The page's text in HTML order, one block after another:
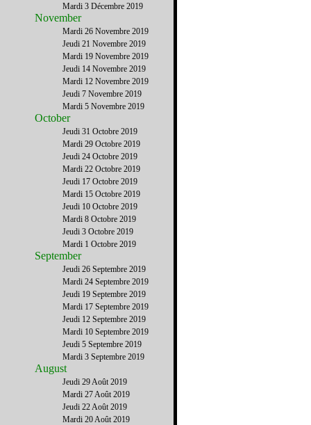
Mardi 3 Décembre 2019
November
Mardi 26 Novembre 2019
Jeudi 21 Novembre 2019
Mardi 19 Novembre 2019
Jeudi 14 Novembre 2019
Mardi 12 Novembre 2019
Jeudi 7 Novembre 2019
Mardi 5 Novembre 2019
October
Jeudi 31 Octobre 2019
Mardi 29 Octobre 2019
Jeudi 24 Octobre 2019
Mardi 22 Octobre 2019
Jeudi 17 Octobre 2019
Mardi 15 Octobre 2019
Jeudi 10 Octobre 2019
Mardi 8 Octobre 2019
Jeudi 3 Octobre 2019
Mardi 1 Octobre 2019
September
Jeudi 26 Septembre 2019
Mardi 24 Septembre 2019
Jeudi 19 Septembre 2019
Mardi 17 Septembre 2019
Jeudi 12 Septembre 2019
Mardi 10 Septembre 2019
Jeudi 5 Septembre 2019
Mardi 3 Septembre 2019
August
Jeudi 29 Août 2019
Mardi 27 Août 2019
Jeudi 22 Août 2019
Mardi 20 Août 2019